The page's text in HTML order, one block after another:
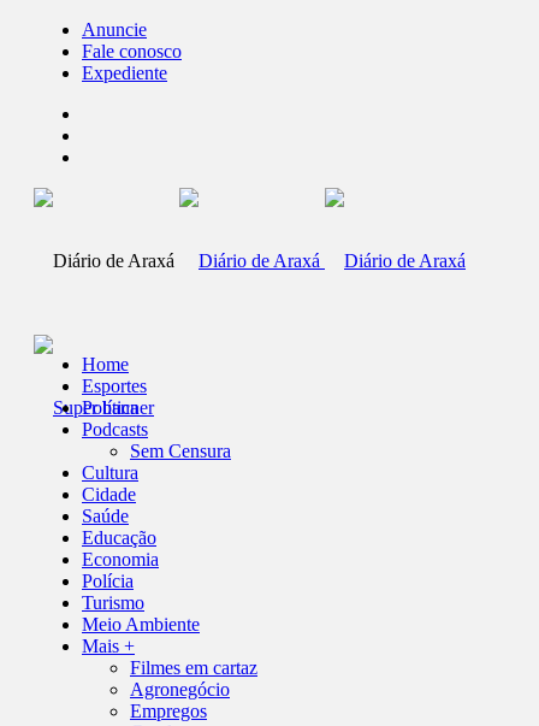
Anuncie
Fale conosco
Expediente
Home
Esportes
Política
Podcasts
Sem Censura
Cultura
Cidade
Saúde
Educação
Economia
Polícia
Turismo
Meio Ambiente
Mais +
Filmes em cartaz
Agronegócio
Empregos